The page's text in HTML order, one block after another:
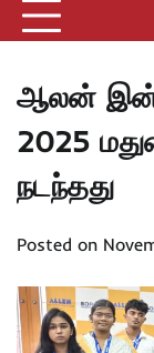
ஆலன்
2025
நடந்தது
Posted on